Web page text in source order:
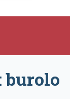
burolo